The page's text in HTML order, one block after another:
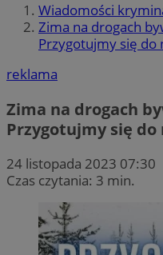
Wiadomości
Zima na drogach
Przygotujmy się
reklama
Zima na drogach
Przygotujmy się
24 listopada 2023 07:30
Czas czytania: 3 min.